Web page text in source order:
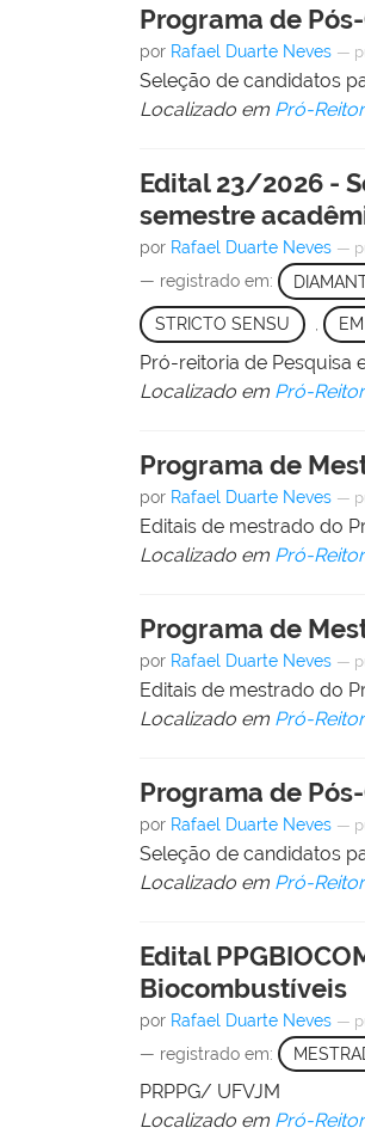
Programa de
por Rafael Duarte Neves —
Seleção de candidatos
Localizado em Pró-
Edital 23/2026 -
semestre
por Rafael Duarte Neves —
— registrado em:
STRICTO SENSU ,
Pró-reitoria de Pesquisa
Localizado em Pró-
Programa de
por Rafael Duarte Neves —
Editais de mestrado do
Localizado em Pró-
Programa de
por Rafael Duarte Neves —
Editais de mestrado do
Localizado em Pró-
Programa de
por Rafael Duarte Neves —
Seleção de candidatos
Localizado em Pró-
Edital
Biocombustíveis
por Rafael Duarte Neves —
— registrado em:
PRPPG/ UFVJM
Localizado em Pró-